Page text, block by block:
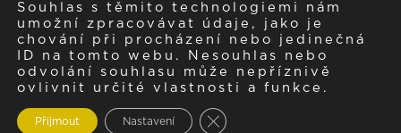
Souhlas s těmito technologiemi nám
umožní zpracovávat údaje, jako je
chování při procházení nebo jedinečná
ID na tomto webu. Nesouhlas nebo
odvolání souhlasu může nepříznivě
ovlivnit určité vlastnosti a funkce.
Přijmout Nastavení Zavřít cookie lištu GDPR